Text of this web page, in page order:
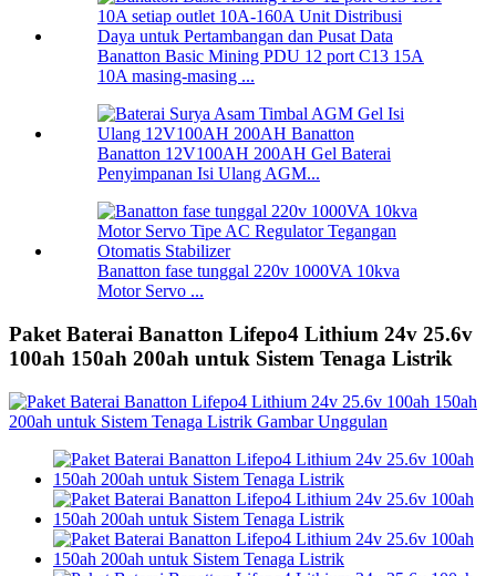
Banatton Basic Mining PDU 12 port C13 15A
10A masing-masing ...
Banatton 12V100AH ​​200AH Gel Baterai
Penyimpanan Isi Ulang AGM...
Banatton fase tunggal 220v 1000VA 10kva
Motor Servo ...
Paket Baterai Banatton Lifepo4 Lithium 24v 25.6v
100ah 150ah 200ah untuk Sistem Tenaga Listrik